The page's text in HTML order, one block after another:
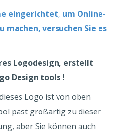
eingerichtet, um Online-
machen, versuchen Sie es
Logodesign, erstellt
Design tools !
Logo ist von oben
past großartig zu dieser
aber Sie können auch